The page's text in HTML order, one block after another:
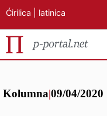
Ćirilica latinica
Kolumna|09/04/2020